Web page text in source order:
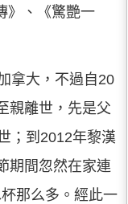
》、《驚艷一
拿大，不過自20
親離世，先是父
；到2012年黎漢
期間忽然在家連
那么多。經此一